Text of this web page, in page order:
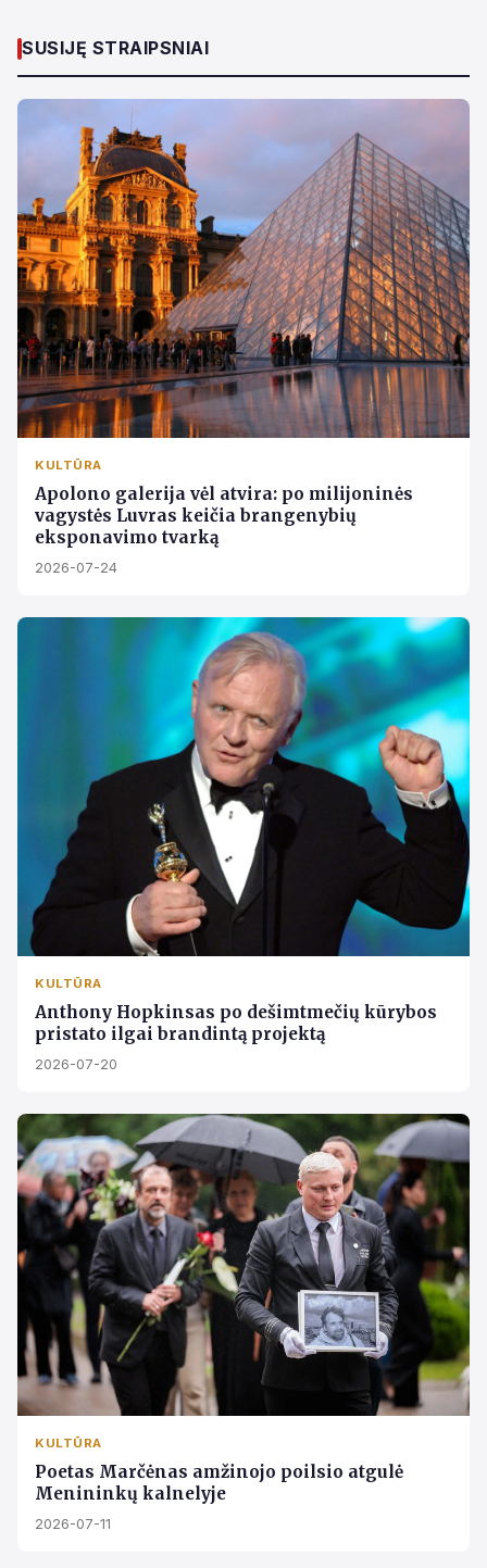
SUSIJĘ STRAIPSNIAI
KULTŪRA
Apolono galerija vėl atvira: po milijoninės
vagystės Luvras keičia brangenybių
eksponavimo tvarką
2026-07-24
KULTŪRA
Anthony Hopkinsas po dešimtmečių kūrybos
pristato ilgai brandintą projektą
2026-07-20
KULTŪRA
Poetas Marčėnas amžinojo poilsio atgulė
Menininkų kalnelyje
2026-07-11